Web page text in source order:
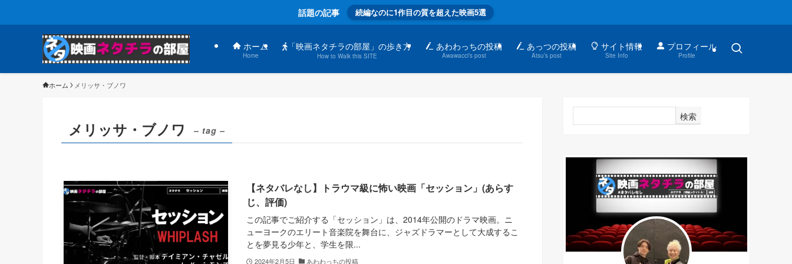
話題の記事 続編なのに1作目の質を超えた映画5選
ホーム
Home
「映画ネタチラの部屋」の歩き方
How to Walk this SITE
あわわっちの投稿
Awawacci’s post
あっつの投稿
Atsu’s post
サイト情報
Site Info
プロフィール
Profile
ホーム メリッサ・ブノワ
メリッサ・ブノワ – tag –
【ネタバレなし】トラウマ級に怖い映画「セッション」(あらす
じ、評価)
この記事でご紹介する「セッション」は、2014年公開のドラマ映画。ニ
ューヨークのエリート音楽院を舞台に、ジャズドラマーとして大成するこ
とを夢見る少年と、学生を限...
2024年2月5日 あわわっちの投稿
検索